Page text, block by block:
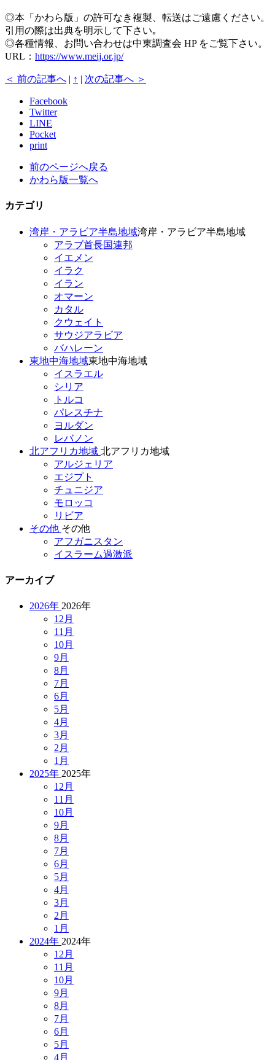
◎本「かわら版」の許可なき複製、転送はご遠慮ください。
引用の際は出典を明示して下さい｡
◎各種情報、お問い合わせは中東調査会 HP をご覧下さい。
URL： https://www.meij.or.jp/
＜ 前の記事へ | ↑ | 次の記事へ ＞
Facebook
Twitter
LINE
Pocket
print
前のページへ戻る
かわら版一覧へ
カテゴリ
湾岸・アラビア半島地域湾岸・アラビア半島地域
アラブ首長国連邦
イエメン
イラク
イラン
オマーン
カタル
クウェイト
サウジアラビア
バハレーン
東地中海地域東地中海地域
イスラエル
シリア
トルコ
パレスチナ
ヨルダン
レバノン
北アフリカ地域 北アフリカ地域
アルジェリア
エジプト
チュニジア
モロッコ
リビア
その他 その他
アフガニスタン
イスラーム過激派
アーカイブ
2026年 2026年
12月
11月
10月
9月
8月
7月
6月
5月
4月
3月
2月
1月
2025年 2025年
12月
11月
10月
9月
8月
7月
6月
5月
4月
3月
2月
1月
2024年 2024年
12月
11月
10月
9月
8月
7月
6月
5月
4月